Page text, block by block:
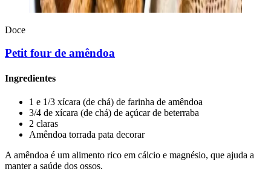
Doce
Petit four de amêndoa
Ingredientes
1 e 1/3 xícara (de chá) de farinha de amêndoa
3/4 de xícara (de chá) de açúcar de beterraba
2 claras
Amêndoa torrada pata decorar
A amêndoa é um alimento rico em cálcio e magnésio, que ajuda a
manter a saúde dos ossos.